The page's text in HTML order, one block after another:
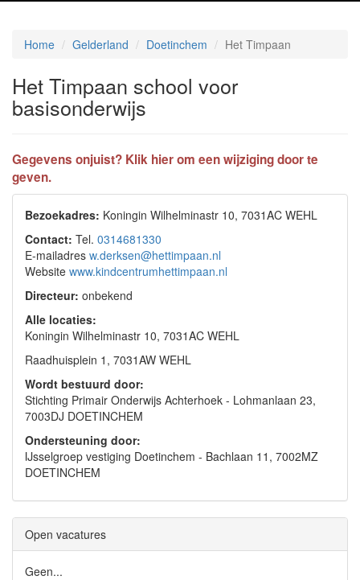
Home Gelderland Doetinchem Het Timpaan
Het Timpaan school voor
basisonderwijs
Gegevens onjuist? Klik hier om een wijziging door te
geven.
Bezoekadres: Koningin Wilhelminastr 10, 7031AC WEHL
Contact: Tel. 0314681330
E-mailadres w.derksen@hettimpaan.nl
Website www.kindcentrumhettimpaan.nl
Directeur: onbekend
Alle locaties:
Koningin Wilhelminastr 10, 7031AC WEHL
Raadhuisplein 1, 7031AW WEHL
Wordt bestuurd door:
Stichting Primair Onderwijs Achterhoek - Lohmanlaan 23,
7003DJ DOETINCHEM
Ondersteuning door:
IJsselgroep vestiging Doetinchem - Bachlaan 11, 7002MZ
DOETINCHEM
Open vacatures
Geen...